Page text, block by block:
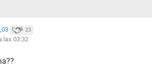
23
las 03:32